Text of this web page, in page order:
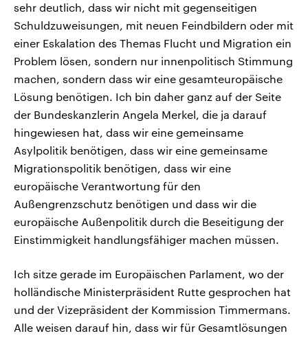
sehr deutlich, dass wir nicht mit gegenseitigen
Schuldzuweisungen, mit neuen Feindbildern oder mit
einer Eskalation des Themas Flucht und Migration ein
Problem lösen, sondern nur innenpolitisch Stimmung
machen, sondern dass wir eine gesamteuropäische
Lösung benötigen. Ich bin daher ganz auf der Seite
der Bundeskanzlerin Angela Merkel, die ja darauf
hingewiesen hat, dass wir eine gemeinsame
Asylpolitik benötigen, dass wir eine gemeinsame
Migrationspolitik benötigen, dass wir eine
europäische Verantwortung für den
Außengrenzschutz benötigen und dass wir die
europäische Außenpolitik durch die Beseitigung der
Einstimmigkeit handlungsfähiger machen müssen.
Ich sitze gerade im Europäischen Parlament, wo der
holländische Ministerpräsident Rutte gesprochen hat
und der Vizepräsident der Kommission Timmermans.
Alle weisen darauf hin, dass wir für Gesamtlösungen